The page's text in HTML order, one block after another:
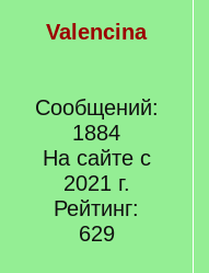
Valencina
Сообщений:
1884
На сайте с
2021 г.
Рейтинг:
629